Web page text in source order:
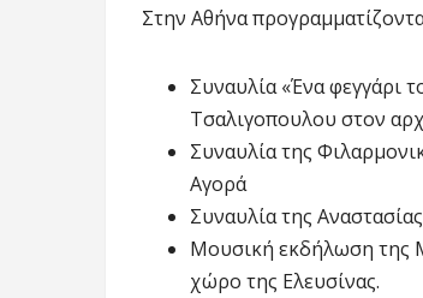
Στην Αθήνα
Συναυλία «Ένα φεγγάρι
Τσαλιγοπουλου στον
Συναυλία της
Αγορά
Συναυλία της
Μουσική εκδήλωση της
χώρο της Ελευσίνας.